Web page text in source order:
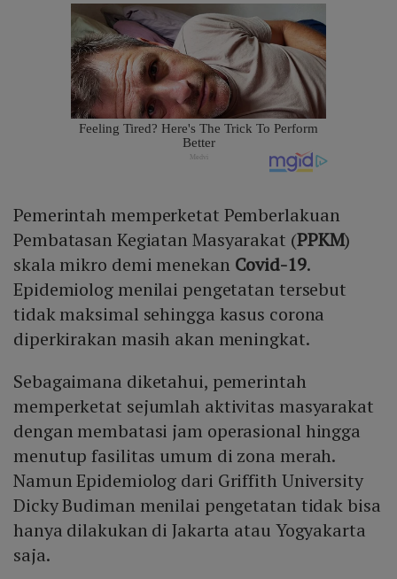
Pemerintah memperketat Pemberlakuan
Pembatasan Kegiatan Masyarakat (PPKM)
skala mikro demi menekan Covid-19.
Epidemiolog menilai pengetatan tersebut
tidak maksimal sehingga kasus corona
diperkirakan masih akan meningkat.
Sebagaimana diketahui, pemerintah
memperketat sejumlah aktivitas masyarakat
dengan membatasi jam operasional hingga
menutup fasilitas umum di zona merah.
Namun Epidemiolog dari Griffith University
Dicky Budiman menilai pengetatan tidak bisa
hanya dilakukan di Jakarta atau Yogyakarta
saja.